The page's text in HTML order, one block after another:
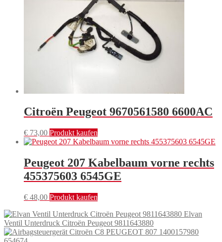
Citroën Peugeot 9670561580 6600AC
€ 73,00 Produkt kaufen
Peugeot 207 Kabelbaum vorne rechts
455375603 6545GE
€ 48,00 Produkt kaufen
Elvan
Ventil Unterdruck Citroën Peugeot 9811643880